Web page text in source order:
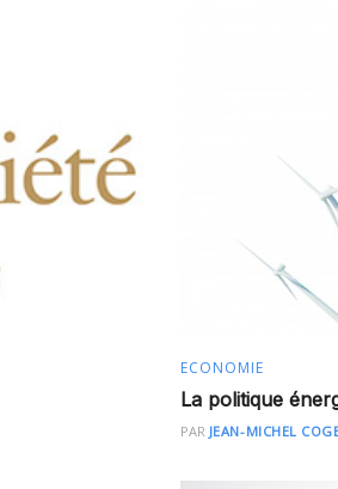
ECONOMIE
La politique
PAR JEAN-MICHEL